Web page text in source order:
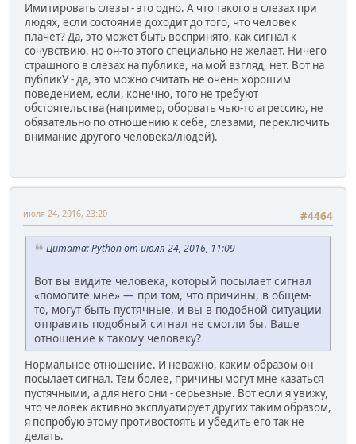
Имитировать слезы - это одно. А что такого в слезах при
людях, если состояние доходит до того, что человек
плачет? Да, это может быть воспринято, как сигнал к
сочувствию, но он-то этого специально не желает. Ничего
страшного в слезах на публике, на мой взгляд, нет. Вот на
публикУ - да, это можно считать не очень хорошим
поведением, если, конечно, того не требуют
обстоятельства (например, оборвать чью-то агрессию, не
обязательно по отношению к себе, слезами, переключить
внимание другого человека/людей).
#4464
июля 24, 2016, 23:20
Цитата: Python от июля 24, 2016, 11:09
Вот вы видите человека, который посылает сигнал
«помогите мне» — при том, что причины, в общем-
то, могут быть пустячные, и вы в подобной ситуации
отправить подобный сигнал не смогли бы. Ваше
отношение к такому человеку?
Нормальное отношение. И неважно, каким образом он
посылает сигнал. Тем более, причины могут мне казаться
пустячными, а для него они - серьезные. Вот если я увижу,
что человек активно эксплуатирует других таким образом,
я попробую этому противостоять и убедить его так не
делать.